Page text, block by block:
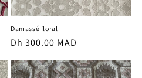
Damassé floral
Prix
Dh 300.00 MAD